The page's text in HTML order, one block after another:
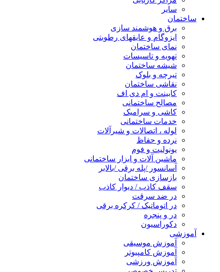
سایر
ساختمان
برق و هوشمند سازی
ایزوگام و عایقهای رطوبتی
نمای ساختمان
تهویه و تاسیسات
شیشه ساختمان
تیرچه و بلوک
نقاشی ساختمان
کابینت و ام دی اف
مصالح ساختمانی
کاشی و سرامیک
خدمات ساختمانی
لوله ، اتصالات و شیرآلات
نرده و حفاظ
یونولیت و فوم
ماشین آلات و ابزار ساختمانی
آسانسور /پله برقی /بالابر
بازسازی ساختمان
سقف کاذب / دیوار کاذب
در ضد سرقت
در اتوماتیک / کرکره برقی
در و پنجره
دکوراسیون
آموزشی
آموزش موسیقی
آموزش کامپیوتر
آموزش ورزشی